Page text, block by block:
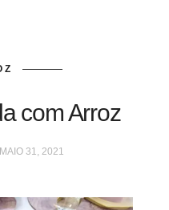
com Arroz
31, 2021